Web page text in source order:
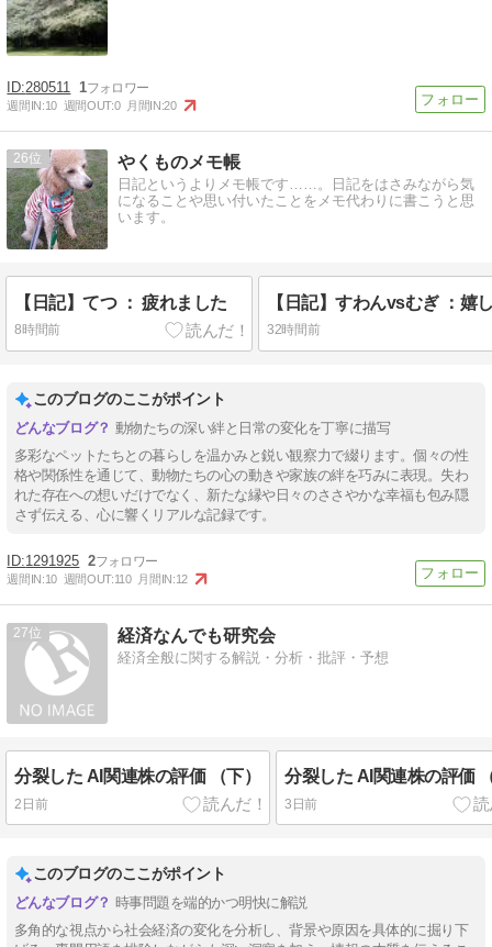
280511 1
週間IN:10 週間OUT:0 月間IN:20
26 やくものメモ帳
日記というよりメモ帳です……。日記をはさみながら気
になることや思い付いたことをメモ代わりに書こうと思
います。
【日記】てつ ： 疲れました
8時間前
【日記】すわんvsむぎ ：嬉
32時間前
このブログのここがポイント
動物たちの深い絆と日常の変化を丁寧に描写
多彩なペットたちとの暮らしを温かみと鋭い観察力で綴ります。個々の性
格や関係性を通じて、動物たちの心の動きや家族の絆を巧みに表現。失わ
れた存在への想いだけでなく、新たな縁や日々のささやかな幸福も包み隠
さず伝える、心に響くリアルな記録です。
1291925 2
週間IN:10 週間OUT:110 月間IN:12
27 経済なんでも研究会
経済全般に関する解説・分析・批評・予想
分裂した AI関連株の評価 （下）
2日前
分裂した AI関連株の評価
3日前
このブログのここがポイント
時事問題を端的かつ明快に解説
多角的な視点から社会経済の変化を分析し、背景や原因を具体的に掘り下